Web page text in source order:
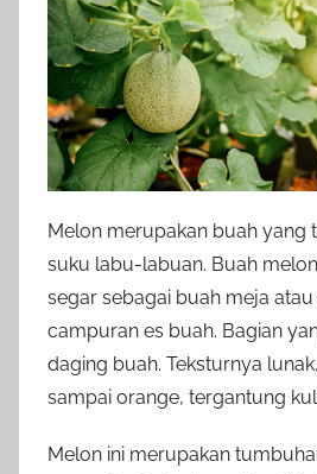
Melon merupakan buah yang
suku labu-labuan. Buah
segar sebagai buah meja
campuran es buah. Bagian
daging buah. Teksturnya
sampai orange, tergantung
Melon ini merupakan